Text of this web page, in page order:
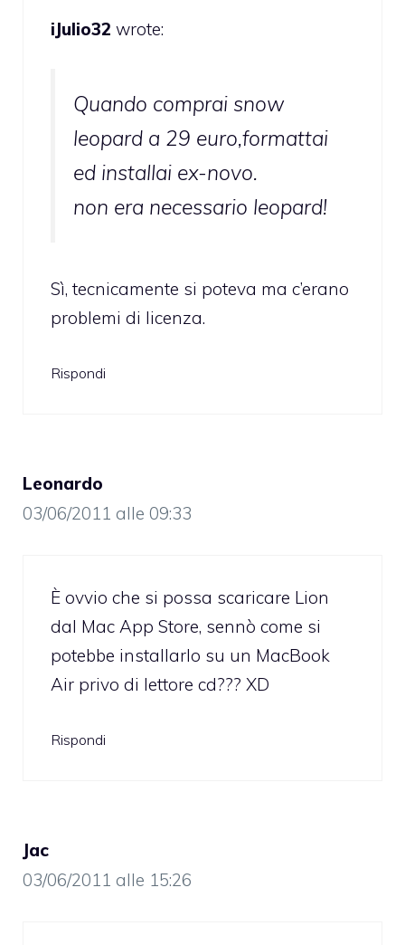
iJulio32 wrote:
Quando comprai snow
leopard a 29 euro,formattai
ed installai ex-novo.
non era necessario leopard!
Sì, tecnicamente si poteva ma c’erano
problemi di licenza.
Rispondi
Leonardo
03/06/2011 alle 09:33
È ovvio che si possa scaricare Lion
dal Mac App Store, sennò come si
potebbe installarlo su un MacBook
Air privo di lettore cd??? XD
Rispondi
Jac
03/06/2011 alle 15:26